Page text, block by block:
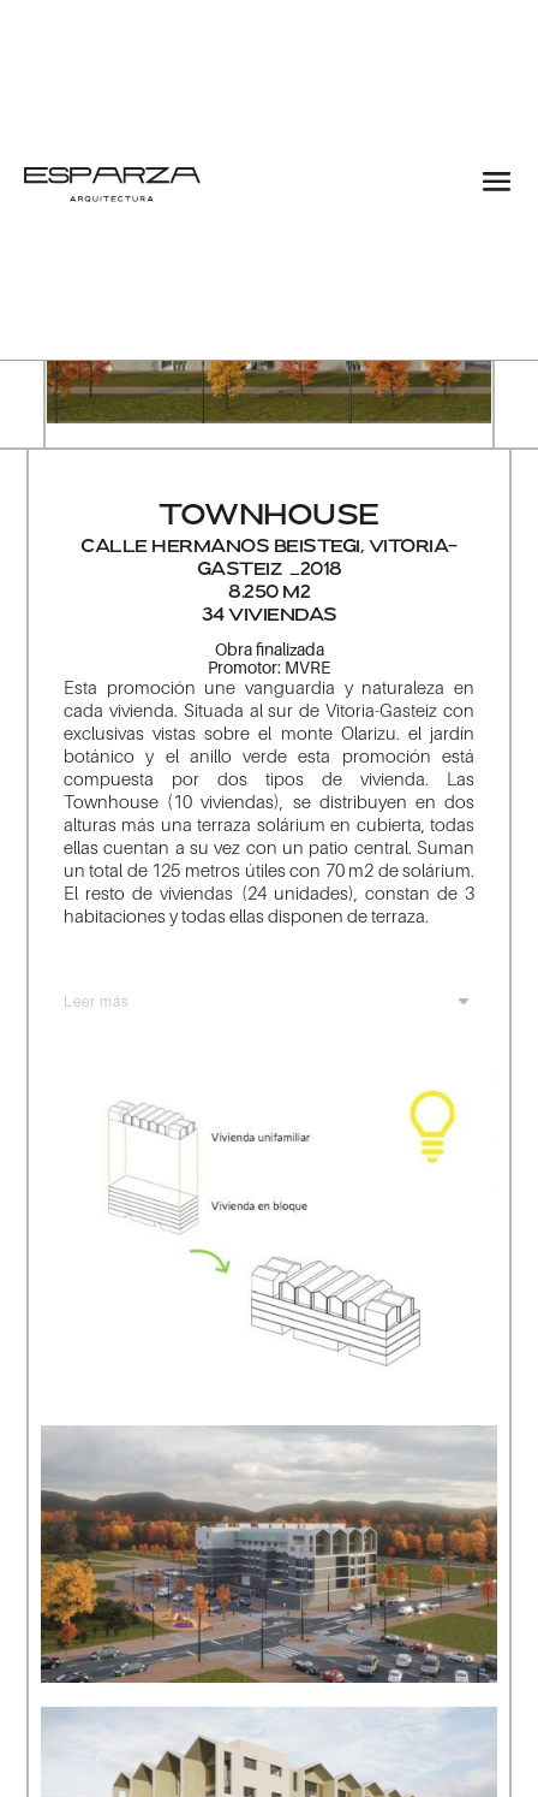
V
TOWNHOUSE
CALLE HERMANOS BEISTEGI , VITORIA-
GASTEIZ _2018
8.250 M2
34 VIVIENDAS
Obra finalizada
Promotor: MVRE
Esta promoción une vanguardia y naturaleza en
cada vivienda. Situada al sur de Vitoria-Gasteiz con
exclusivas vistas sobre el monte Olarizu. el jardín
botánico y el anillo verde esta promoción está
compuesta por dos tipos de vivienda. Las
Townhouse (10 viviendas), se distribuyen en dos
alturas más una terraza solárium en cubierta, todas
ellas cuentan a su vez con un patio central. Suman
un total de 125 metros útiles con 70 m2 de solárium.
El resto de viviendas (24 unidades), constan de 3
habitaciones y todas ellas disponen de terraza.
Leer más